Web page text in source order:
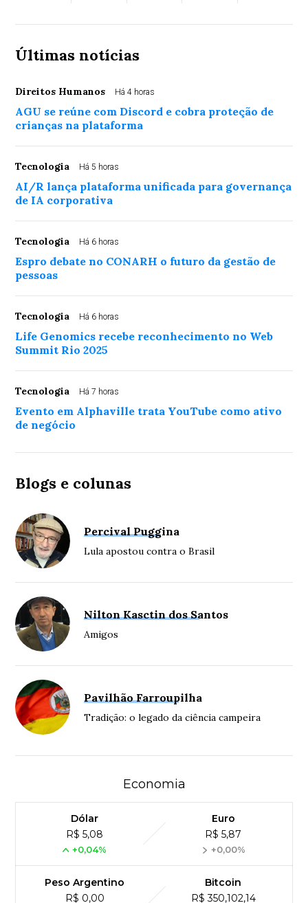
Últimas notícias
Direitos Humanos Há 4 horas
AGU se reúne com Discord e cobra proteção de
crianças na plataforma
Tecnologia Há 5 horas
AI/R lança plataforma unificada para governança
de IA corporativa
Tecnologia Há 6 horas
Espro debate no CONARH o futuro da gestão de
pessoas
Tecnologia Há 6 horas
Life Genomics recebe reconhecimento no Web
Summit Rio 2025
Tecnologia Há 7 horas
Evento em Alphaville trata YouTube como ativo
de negócio
Blogs e colunas
Percival Puggina
Lula apostou contra o Brasil
Nilton Kasctin dos Santos
Amigos
Pavilhão Farroupilha
Tradição: o legado da ciência campeira
Economia
Dólar
R$ 5,08
+0,04%
Euro
R$ 5,87
+0,00%
Peso Argentino
R$ 0,00
Bitcoin
R$ 350,102,14